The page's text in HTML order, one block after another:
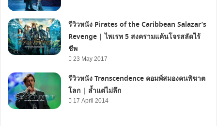
รีวิวหนัง Pirates of the Caribbean Salazar’s
Revenge | ไพเรท 5 สงครามแค้นโจรสลัดไร้
ชีพ
23 May 2017
รีวิวหนัง Transcendence คอมพ์สมองคนพิฆาต
โลก | ล้ำแต่ไม่ลึก
17 April 2014